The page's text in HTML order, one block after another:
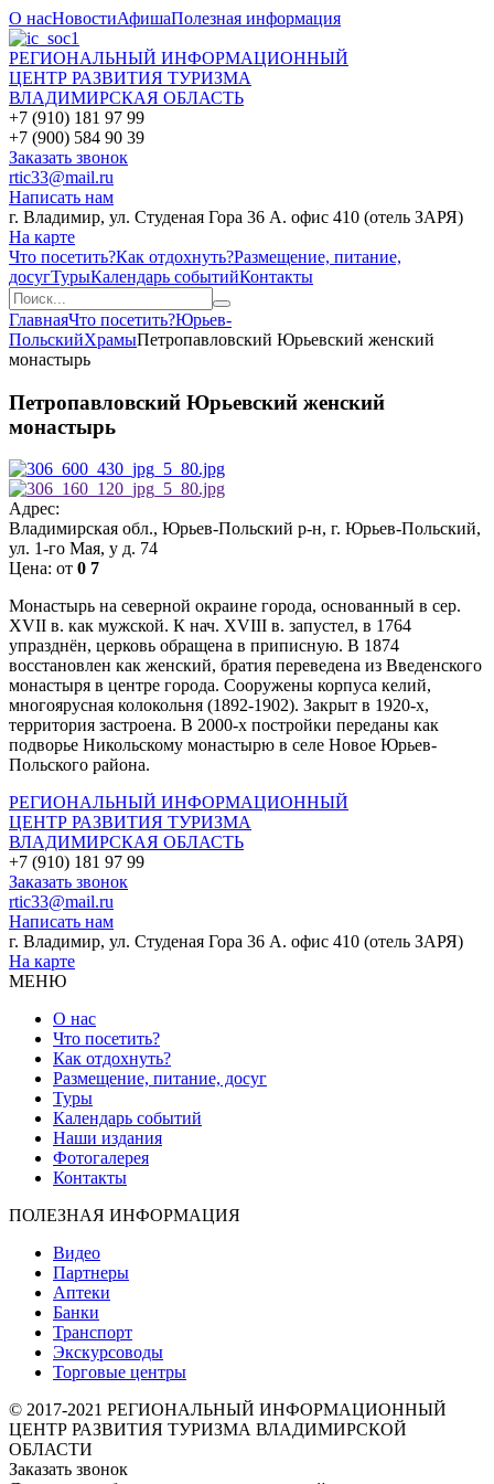
О насНовостиАфишаПолезная информация
РЕГИОНАЛЬНЫЙ ИНФОРМАЦИОННЫЙ
ЦЕНТР РАЗВИТИЯ ТУРИЗМА
ВЛАДИМИРСКАЯ ОБЛАСТЬ
+7 (910) 181 97 99
+7 (900) 584 90 39
Заказать звонок
rtic33@mail.ru
Написать нам
г. Владимир, ул. Студеная Гора 36 А. офис 410 (отель ЗАРЯ)
На карте
Что посетить?Как отдохнуть?Размещение, питание,
досугТурыКалендарь событийКонтакты
ГлавнаяЧто посетить?Юрьев-
ПольскийХрамыПетропавловский Юрьевский женский
монастырь
Петропавловский Юрьевский женский
монастырь
Адрес:
Владимирская обл., Юрьев-Польский р-н, г. Юрьев-Польский,
ул. 1-го Мая, у д. 74
Цена: от 0 7
Монастырь на северной окраине города, основанный в сер.
XVII в. как мужской. К нач. XVIII в. запустел, в 1764
упразднён, церковь обращена в приписную. В 1874
восстановлен как женский, братия переведена из Введенского
монастыря в центре города. Сооружены корпуса келий,
многоярусная колокольня (1892-1902). Закрыт в 1920-х,
территория застроена. В 2000-х постройки переданы как
подворье Никольскому монастырю в селе Новое Юрьев-
Польского района.
РЕГИОНАЛЬНЫЙ ИНФОРМАЦИОННЫЙ
ЦЕНТР РАЗВИТИЯ ТУРИЗМА
ВЛАДИМИРСКАЯ ОБЛАСТЬ
+7 (910) 181 97 99
Заказать звонок
rtic33@mail.ru
Написать нам
г. Владимир, ул. Студеная Гора 36 А. офис 410 (отель ЗАРЯ)
На карте
МЕНЮ
О нас
Что посетить?
Как отдохнуть?
Размещение, питание, досуг
Туры
Календарь событий
Наши издания
Фотогалерея
Контакты
ПОЛЕЗНАЯ ИНФОРМАЦИЯ
Видео
Партнеры
Аптеки
Банки
Транспорт
Экскурсоводы
Торговые центры
© 2017-2021 РЕГИОНАЛЬНЫЙ ИНФОРМАЦИОННЫЙ
ЦЕНТР РАЗВИТИЯ ТУРИЗМА ВЛАДИМИРСКОЙ
ОБЛАСТИ
Заказать звонок